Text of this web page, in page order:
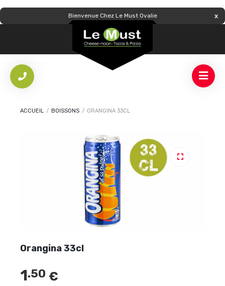
Bienvenue Chez Le Must Ovalie
ACCUEIL / BOISSONS / ORANGINA 33CL
Orangina 33cl
1.50 €